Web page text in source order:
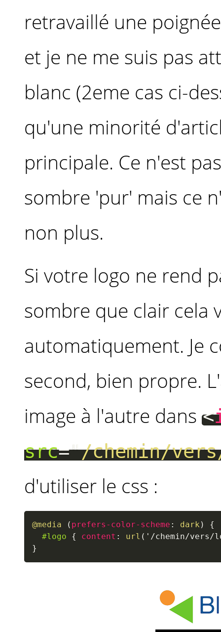
retravaillé une
et je ne me suis pas
blanc (2eme cas ci-
qu'une minorité
principale. Ce n'est
sombre 'pur' mais ce
non plus.
Si votre logo ne rend
sombre que clair cela
automatiquement. Je
second, bien propre.
image à l'autre dans <
src="/chemin/
d'utiliser le css :
@media ( prefers-color-scheme : dark )
{
#logo
{ content : url ( '/chemin/vers/
}